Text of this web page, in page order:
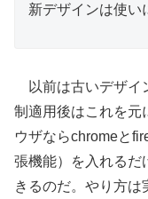
新デザインは使い
以前は古いデザイ
制適用後はこれを元
ウザならchromeと
張機能）を入れるだ
きるのだ。やり方